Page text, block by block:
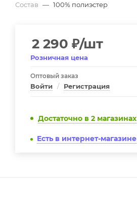
Состав — 100% полиэстер
2 290 ₽/шт
Розничная цена
Оптовый заказ
Войти / Регистрация
Достаточно в 2 магазинах
Есть в интернет-магазине